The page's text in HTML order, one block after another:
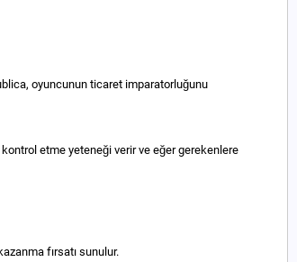
oyuncunun ticaret imparatorluğunu
etme yeteneği verir ve eğer gerekenlere
fırsatı sunulur.